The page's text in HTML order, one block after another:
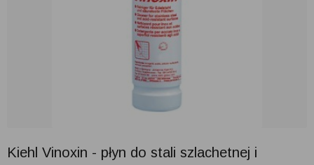
Kiehl Vinoxin - płyn do stali szlachetnej i